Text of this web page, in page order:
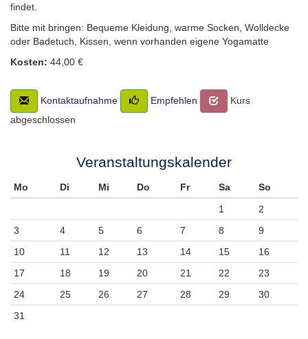
findet.
Bitte mit bringen: Bequeme Kleidung, warme Socken, Wolldecke
oder Badetuch, Kissen, wenn vorhanden eigene Yogamatte
Kosten: 44,00 €
Kontaktaufnahme Empfehlen
Kurs
abgeschlossen
Veranstaltungskalender
Mo Di Mi Do Fr Sa
So
1
2
3
4 5 6 7 8
9
10
11 12 13 14 15
16
17
18 19 20 21 22
23
24
25 26 27 28 29
30
31